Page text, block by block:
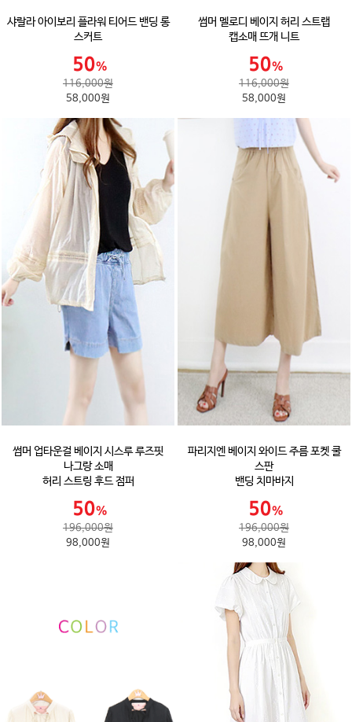
샤랄라 아이보리 플라워 티어드 밴딩 롱
스커트
116,000원
58,000원
썸머 멜로디 베이지 허리 스트랩
캡소매 뜨개 니트
116,000원
58,000원
썸머 업타운걸 베이지 시스루 루즈핏
나그랑 소매
허리 스트링 후드 점퍼
196,000원
98,000원
파리지엔 베이지 와이드 주름 포켓 쿨
스판
밴딩 치마바지
196,000원
98,000원